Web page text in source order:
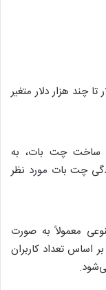
چند هزار دلار متغیر
ساخت چت بات، به
چت بات مورد نظر
معمولاً به صورت
اساس تعداد کاربران